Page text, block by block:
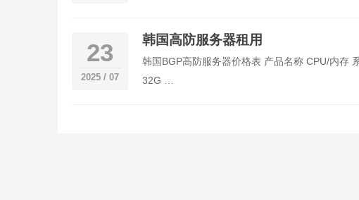
23
2025 / 07
韩国高防服务器租用
韩国BGP高防服务器价格表 产品名称 CPU/内存
32G …